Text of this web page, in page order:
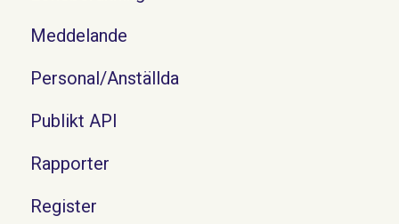
Meddelande
Personal/Anställda
Publikt API
Rapporter
Register